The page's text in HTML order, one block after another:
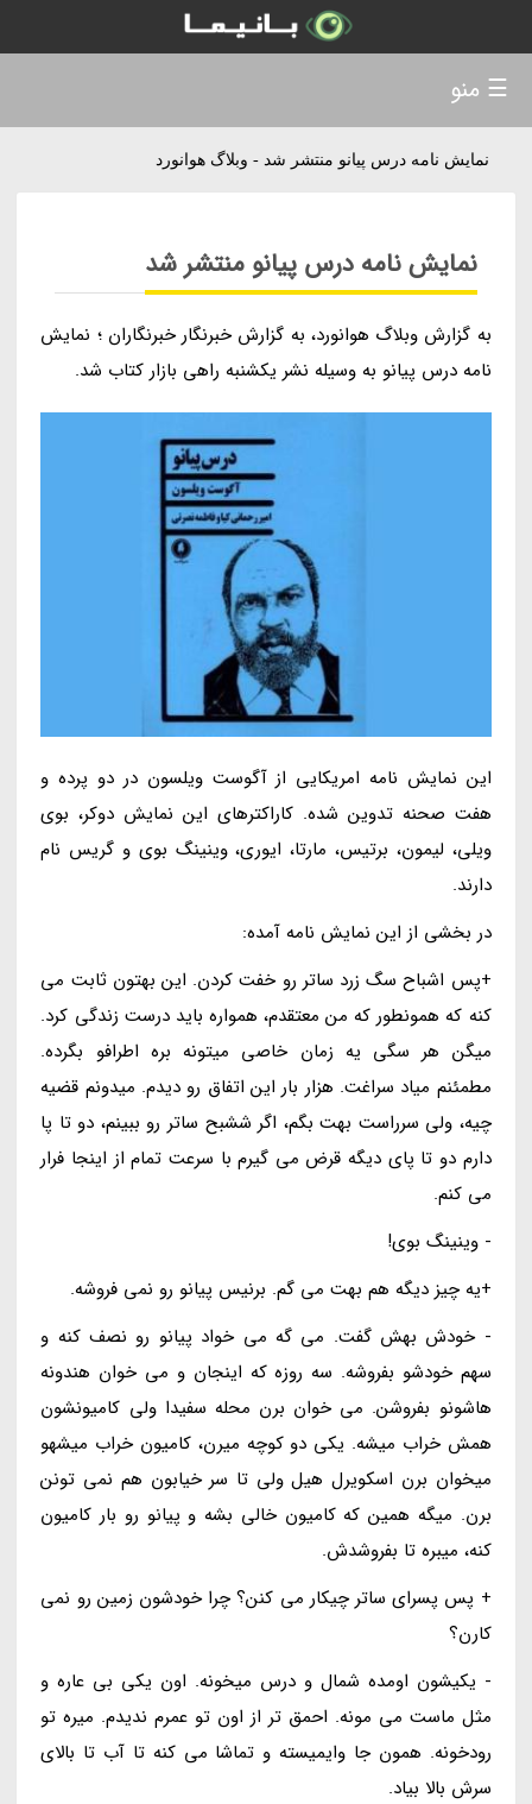
نمایش نامه درس پیانو منتشر شد - وبلاگ هوانورد
نمایش نامه درس پیانو منتشر شد
به گزارش وبلاگ هوانورد، به گزارش خبرنگار خبرنگاران ؛ نمایش
نامه درس پیانو به وسیله نشر یکشنبه راهی بازار کتاب شد.
این نمایش نامه امریکایی از آگوست ویلسون در دو پرده و
هفت صحنه تدوین شده. کاراکترهای این نمایش دوکر، بوی
ویلی، لیمون، برتیس، مارتا، ایوری، وینینگ بوی و گریس نام
دارند.
در بخشی از این نمایش نامه آمده:
+پس اشباح سگ زرد ساتر رو خفت کردن. این بهتون ثابت می
کنه که همونطور که من معتقدم، همواره باید درست زندگی کرد.
میگن هر سگی یه زمان خاصی میتونه بره اطرافو بگرده.
مطمئنم میاد سراغت. هزار بار این اتفاق رو دیدم. میدونم قضیه
چیه، ولی سرراست بهت بگم، اگر ششبح ساتر رو ببینم، دو تا پا
دارم دو تا پای دیگه قرض می گیرم با سرعت تمام از اینجا فرار
می کنم.
- وینینگ بوی!
+یه چیز دیگه هم بهت می گم. برنیس پیانو رو نمی فروشه.
- خودش بهش گفت. می گه می خواد پیانو رو نصف کنه و
سهم خودشو بفروشه. سه روزه که اینجان و می خوان هندونه
هاشونو بفروشن. می خوان برن محله سفیدا ولی کامیونشون
همش خراب میشه. یکی دو کوچه میرن، کامیون خراب میشهو
میخوان برن اسکویرل هیل ولی تا سر خیابون هم نمی تونن
برن. میگه همین که کامیون خالی بشه و پیانو رو بار کامیون
کنه، میبره تا بفروشدش.
+ پس پسرای ساتر چیکار می کنن؟ چرا خودشون زمین رو نمی
کارن؟
- یکیشون اومده شمال و درس میخونه. اون یکی بی عاره و
مثل ماست می مونه. احمق تر از اون تو عمرم ندیدم. میره تو
رودخونه. همون جا وایمیسته و تماشا می کنه تا آب تا بالای
سرش بالا بیاد.
☰ منو